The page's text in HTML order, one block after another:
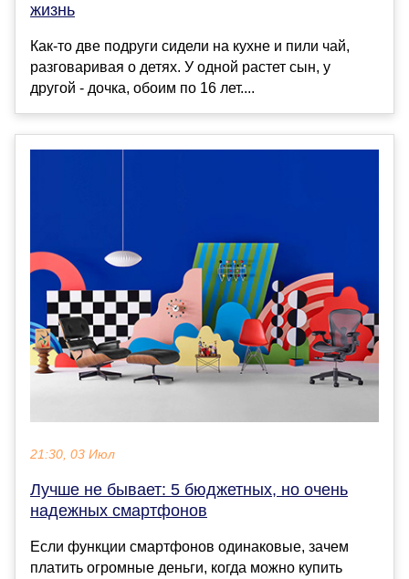
жизнь
Как-то две подруги сидели на кухне и пили чай,
разговаривая о детях. У одной растет сын, у
другой - дочка, обоим по 16 лет....
21:30, 03 Июл
Лучше не бывает: 5 бюджетных, но очень
надежных смартфонов
Если функции смартфонов одинаковые, зачем
платить огромные деньги, когда можно купить